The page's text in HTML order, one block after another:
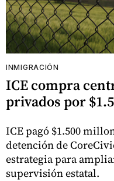
INMIGRACIÓN
ICE compra
privados por
ICE pagó $1.500
detención de
estrategia para
supervisión estatal.